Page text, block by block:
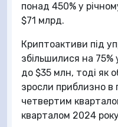
понад 450% у
$71 млрд.
Криптоактиви під
збільшилися на 75%
до $35 млн, тоді як
зросли приблизно в
четвертим
кварталом 2024